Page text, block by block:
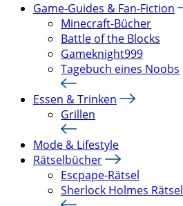
Game-Guides & Fan-Fiction
Minecraft-Bücher
Battle of the Blocks
Gameknight999
Tagebuch eines Noobs
Essen & Trinken
Grillen
Mode & Lifestyle
Rätselbücher
Escpape-Rätsel
Sherlock Holmes Rätsel